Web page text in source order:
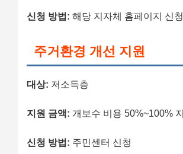
신청 방법: 해당 지자체 홈페이지 신청
주거환경 개선 지원
대상: 저소득층
지원 금액: 개보수 비용 50%~100%
신청 방법: 주민센터 신청